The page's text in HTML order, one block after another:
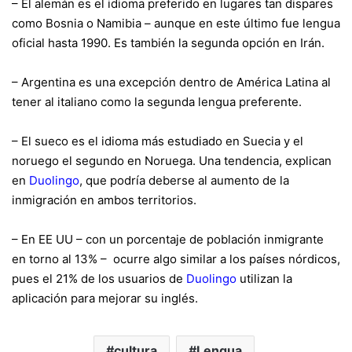
– El alemán es el idioma preferido en lugares tan dispares
como Bosnia o Namibia – aunque en este último fue lengua
oficial hasta 1990. Es también la segunda opción en Irán.
– Argentina es una excepción dentro de América Latina al
tener al italiano como la segunda lengua preferente.
– El sueco es el idioma más estudiado en Suecia y el
noruego el segundo en Noruega. Una tendencia, explican
en Duolingo, que podría deberse al aumento de la
inmigración en ambos territorios.
– En EE UU – con un porcentaje de población inmigrante
en torno al 13% – ocurre algo similar a los países nórdicos,
pues el 21% de los usuarios de Duolingo utilizan la
aplicación para mejorar su inglés.